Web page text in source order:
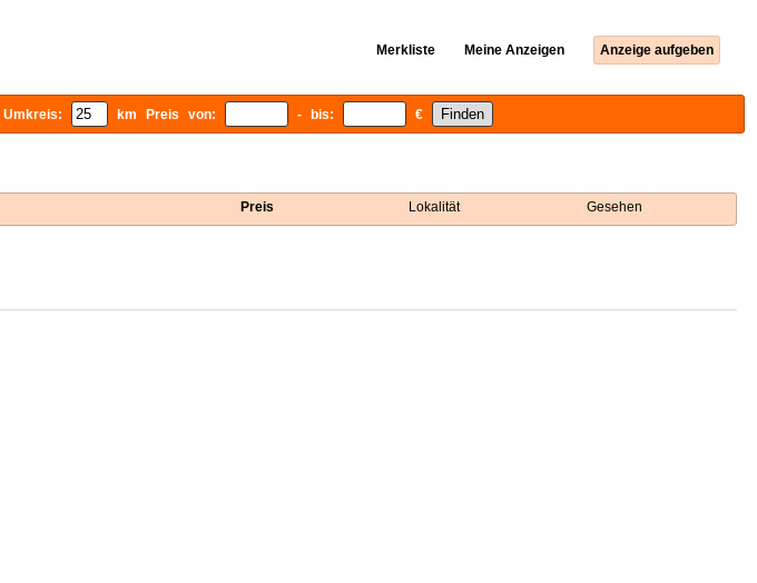
Merkliste Meine Anzeigen Anzeige aufgeben
Umkreis: km Preis von: - bis: €
Preis Lokalität Gesehen